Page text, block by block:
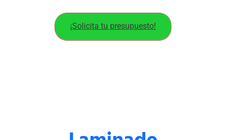
¡Solicita tu presupuesto!